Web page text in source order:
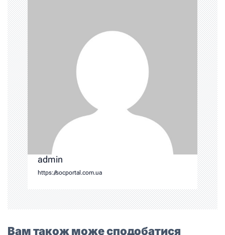
admin
https://socportal.com.ua
Вам також може сподобатися